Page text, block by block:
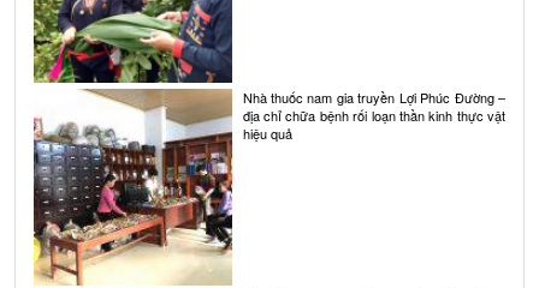
Nhà thuốc nam gia truyền Lợi Phúc Đường –
địa chỉ chữa bệnh rối loạn thần kinh thực vật
hiệu quả